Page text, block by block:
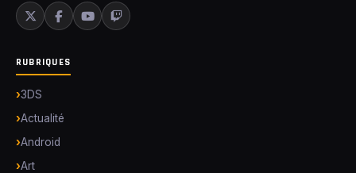
RUBRIQUES
3DS
Actualité
Android
Art